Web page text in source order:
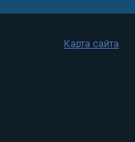
Карта сайта